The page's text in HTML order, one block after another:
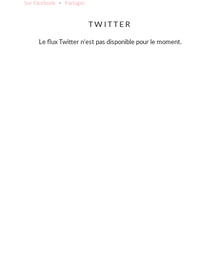
Sur Facebook · Partager
4 mois il y a
TWITTER
Le flux Twitter n’est pas disponible pour le moment.